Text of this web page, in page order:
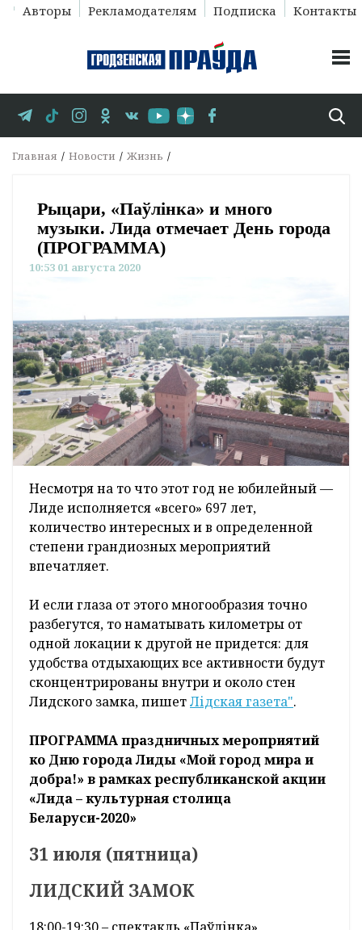
Авторы Рекламодателям Подписка Контакты
Главная Новости Жизнь
Рыцари, «Паўлiнка» и много
музыки. Лида отмечает День города
(ПРОГРАММА)
10:53 01 августа 2020
Несмотря на то что этот год не юбилейный —
Лиде исполняется «всего» 697 лет,
количество интересных и в определенной
степени грандиозных мероприятий
впечатляет.
И если глаза от этого многообразия точно
разбегутся, то наматывать километры от
одной локации к другой не придется: для
удобства отдыхающих все активности будут
сконцентрированы внутри и около стен
Лидского замка, пишетЛідская газета".
ПРОГРАММА праздничных мероприятий
ко Дню города Лиды «Мой город мира и
добра!» в рамках республиканской акции
«Лида – культурная столица
Беларуси-2020»
31 июля (пятница)
ЛИДСКИЙ ЗАМОК